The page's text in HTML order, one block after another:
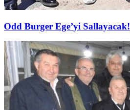
Odd Burger Ege’yi Sallayacak!